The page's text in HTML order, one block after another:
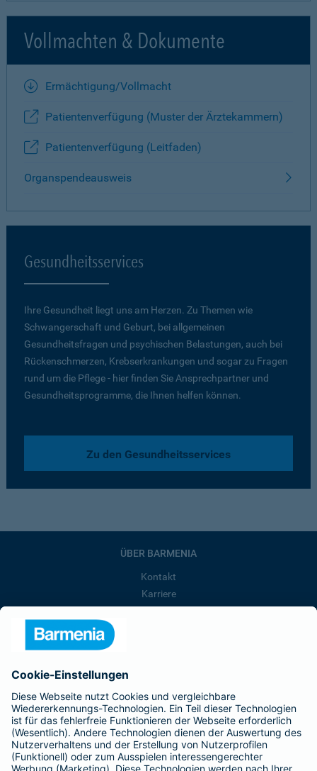
Vollmachten & Dokumente
Ermächtigung/Vollmacht
Patientenverfügung (Muster der Ärztekammern)
Patientenverfügung (Leitfaden)
Organspendeausweis
Gesundheitsservices
Ihre Gesundheit liegt uns am Herzen. Zu Themen wie
Schwangerschaft und Geburt, bei allgemeinen
Gesundheitsfragen und psychischen Belastungen, auch bei
Rückenschmerzen, Krebserkrankungen und sogar zu Fragen
rund um die Pflege - hier finden Sie Ansprechpartner und
Gesundheitsprogramme, die Ihnen helfen können.
Zu den Gesundheitsservices
ÜBER BARMENIA
Kontakt
Karriere
Barmenia ist Teil der BarmeniaGothaer
BELIEBTE SEITEN
Kranken-Zusatzversicherung
Tierversicherungen
Haftpflichtversicherung